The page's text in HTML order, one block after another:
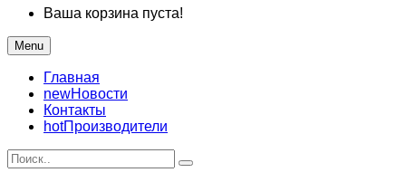
Ваша корзина пуста!
Menu
Главная
newНовости
Контакты
hotПроизводители